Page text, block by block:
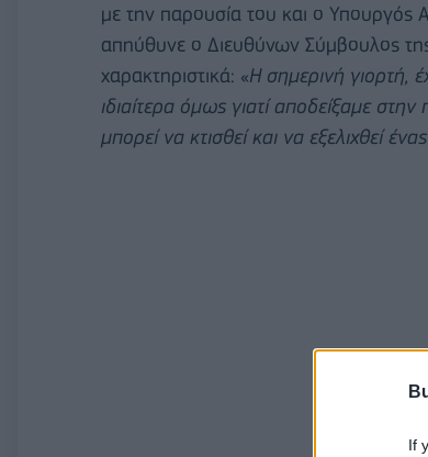
If
με την παρουσία του και ο Υπουργός
απηύθυνε ο Διευθύνων Σύμβουλος
χαρακτηριστικά: «Η σημερινή γιορτή,
ιδιαίτερα όμως γιατί αποδείξαμε
μπορεί να κτισθεί και να εξελιχθεί